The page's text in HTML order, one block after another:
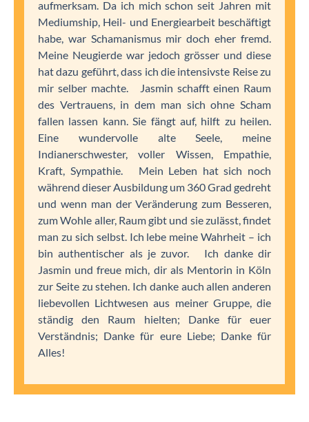
aufmerksam. Da ich mich schon seit Jahren mit
Mediumship, Heil- und Energiearbeit beschäftigt
habe, war Schamanismus mir doch eher fremd.
Meine Neugierde war jedoch grösser und diese
hat dazu geführt, dass ich die intensivste Reise zu
mir selber machte. Jasmin schafft einen Raum
des Vertrauens, in dem man sich ohne Scham
fallen lassen kann. Sie fängt auf, hilft zu heilen.
Eine wundervolle alte Seele, meine
Indianerschwester, voller Wissen, Empathie,
Kraft, Sympathie. Mein Leben hat sich noch
während dieser Ausbildung um 360 Grad gedreht
und wenn man der Veränderung zum Besseren,
zum Wohle aller, Raum gibt und sie zulässt, findet
man zu sich selbst. Ich lebe meine Wahrheit – ich
bin authentischer als je zuvor. Ich danke dir
Jasmin und freue mich, dir als Mentorin in Köln
zur Seite zu stehen. Ich danke auch allen anderen
liebevollen Lichtwesen aus meiner Gruppe, die
ständig den Raum hielten; Danke für euer
Verständnis; Danke für eure Liebe; Danke für
Alles!